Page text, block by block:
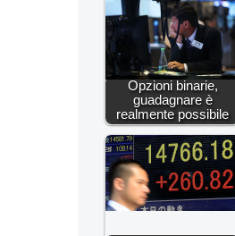
Opzioni binarie,
guadagnare è
realmente possibile